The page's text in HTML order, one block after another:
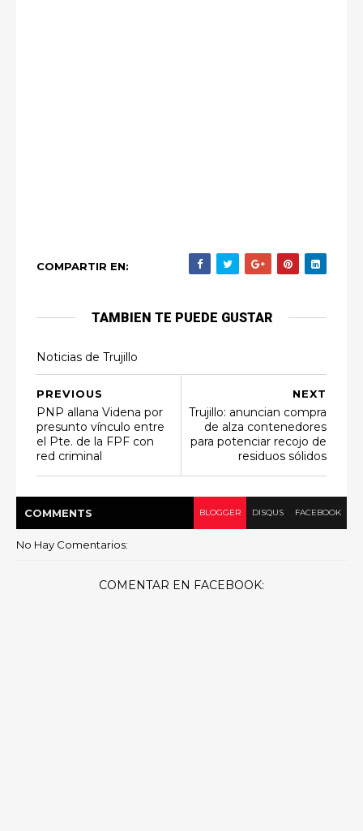
COMPARTIR EN:
TAMBIEN TE PUEDE GUSTAR
Noticias de Trujillo
NEXT
Trujillo: anuncian compra
de alza contenedores
para potenciar recojo de
residuos sólidos
PREVIOUS
PNP allana Videna por
presunto vínculo entre
el Pte. de la FPF con
red criminal
COMMENTS BLOGGER DISQUS FACEBOOK
No Hay Comentarios:
COMENTAR EN FACEBOOK: